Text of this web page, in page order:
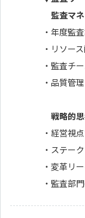
監査マ
・年度監
・リソー
・監査チ
・品質管
戦略的
・経営視
・ステー
・変革リ
・監査部